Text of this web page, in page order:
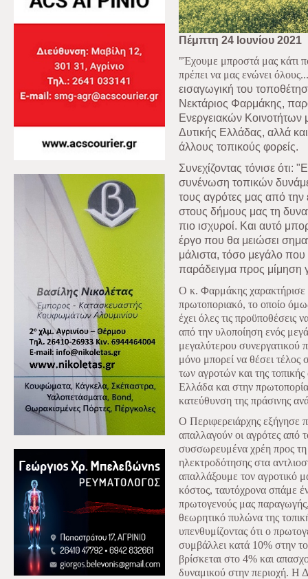
Πέμπτη 24 Ιουνίου 2021
"Έχουμε μπροστά μας κάτι
πρέπει να μας ενώνει
εισαγωγική του
Νεκτάριος Φαρμάκης,
Ενεργειακών
Δυτικής Ελλάδας, αλλά
άλλους τοπικούς φορείς.
Συνεχίζοντας τόνισε ότι:
συνένωση τοπικών
τους αγρότες μας από την
στους δήμους μας τη
πιο ισχυροί. Και αυτό
έργο που θα μειώσει
μάλιστα, τόσο μεγάλο
παράδειγμα προς μίμηση
Ο κ. Φαρμάκης χαρακτήρισε
πρωτοποριακό, το οποίο
έχει όλες τις
από την υλοποίηση ενός
μεγαλύτερου συνεργατικού
μόνο μπορεί να θέσει τέλος
των αγροτών και της
Ελλάδα και στην
κατεύθυνση της πράσινης
Ο Περιφερειάρχης εξήγησε
απαλλαγούν οι αγρότες από
συσσωρευμένα χρέη προς
ηλεκτροδότησης στα
απαλλάξουμε τον αγροτικό
κόστος, ταυτόχρονα σπάμε
πρωτογενούς μας
θεωρητικό πυλώνα της
υπενθυμίζοντας ότι ο
συμβάλλει κατά 10% στην
βρίσκεται στο 4% και
δυναμικού στην περιοχή. Η